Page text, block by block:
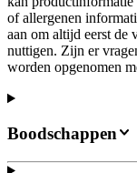
of allergenen
aan om altijd eerst de
nuttigen. Zijn er
worden opgenomen
Boodschappen